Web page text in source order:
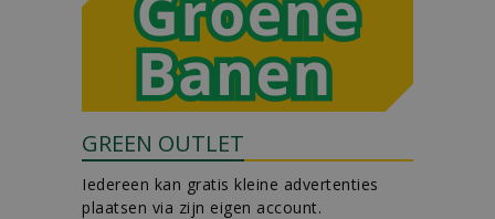
GREEN OUTLET
Iedereen kan gratis kleine advertenties
plaatsen via zijn eigen account.